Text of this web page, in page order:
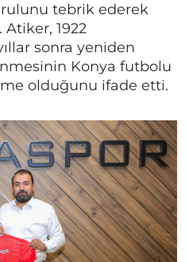
tebrik ederek
1922
sonra yeniden
Konya futbolu
olduğunu ifade etti.